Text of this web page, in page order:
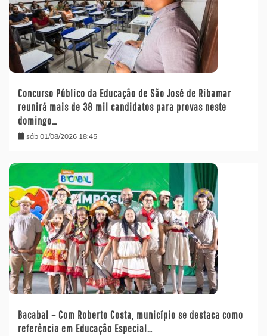
Concurso Público da Educação de São José de Ribamar
reunirá mais de 38 mil candidatos para provas neste
domingo…
sáb 01/08/2026 18:45
Bacabal – Com Roberto Costa, município se destaca como
referência em Educação Especial…